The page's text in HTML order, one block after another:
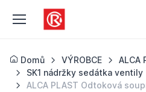
Domů VÝROBCE
ALCA
SK1 nádržky sedátka ventily
ALCA PLAST Odtoková